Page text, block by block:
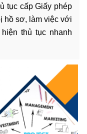
tục cấp Giấy phép
hồ sơ, làm việc với
thủ tục nhanh